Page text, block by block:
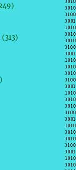
(313)